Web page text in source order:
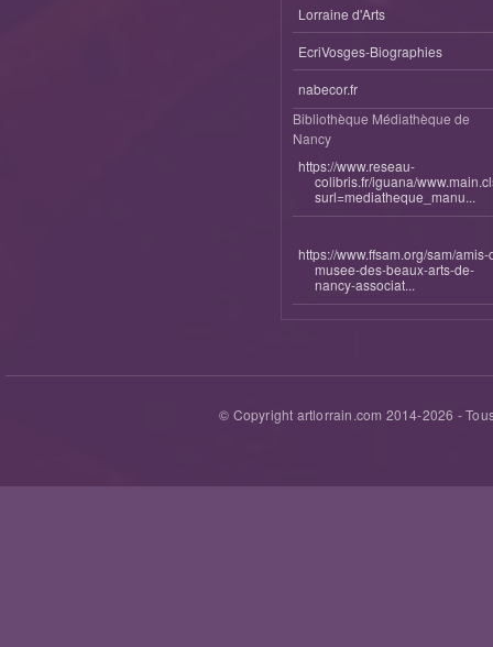
Lorraine d'Arts
EcriVosges-Biographies
nabecor.fr
Bibliothèque Médiathèque de
Nancy
https://www.reseau-
colibris.fr/iguana/
surl=mediatheque_manu...
https://www.ffsam.org/sam/amis-
musee-des-beaux-arts-de-
nancy-associat...
© Copyright artlorrain.com 2014-2026 -